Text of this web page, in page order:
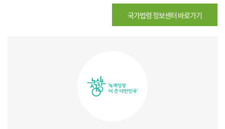
국가법령 정보센터 바로가기